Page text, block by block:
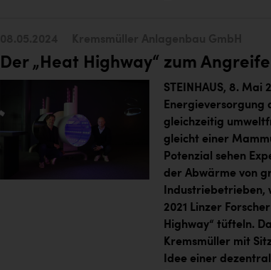
Der „Heat Highway“ zum
STEINHAUS, 8. Mai
Energieversorgung
gleichzeitig
gleicht einer
Potenzial sehen
der Abwärme von
Industriebetrieben,
2021 Linzer
Highway“ tüfteln.
Kremsmüller mit
Idee einer